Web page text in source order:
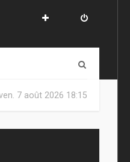
7 août 2026 18:15